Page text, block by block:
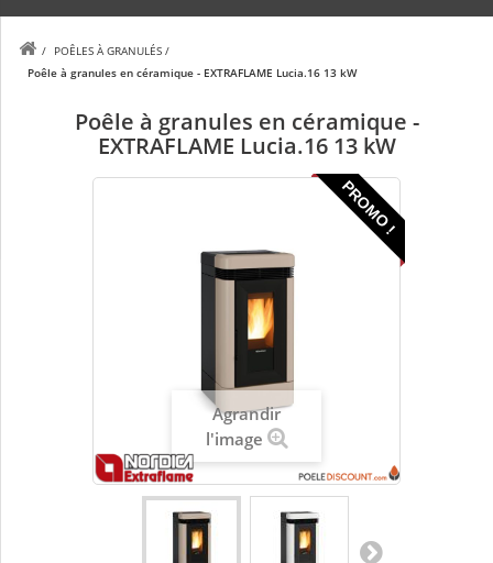
/ POÊLES À GRANULÉS /
Poêle à granules en céramique - EXTRAFLAME Lucia.16 13 kW
Poêle à granules en céramique -
EXTRAFLAME Lucia.16 13 kW
PROMO !
Agrandir
l'image